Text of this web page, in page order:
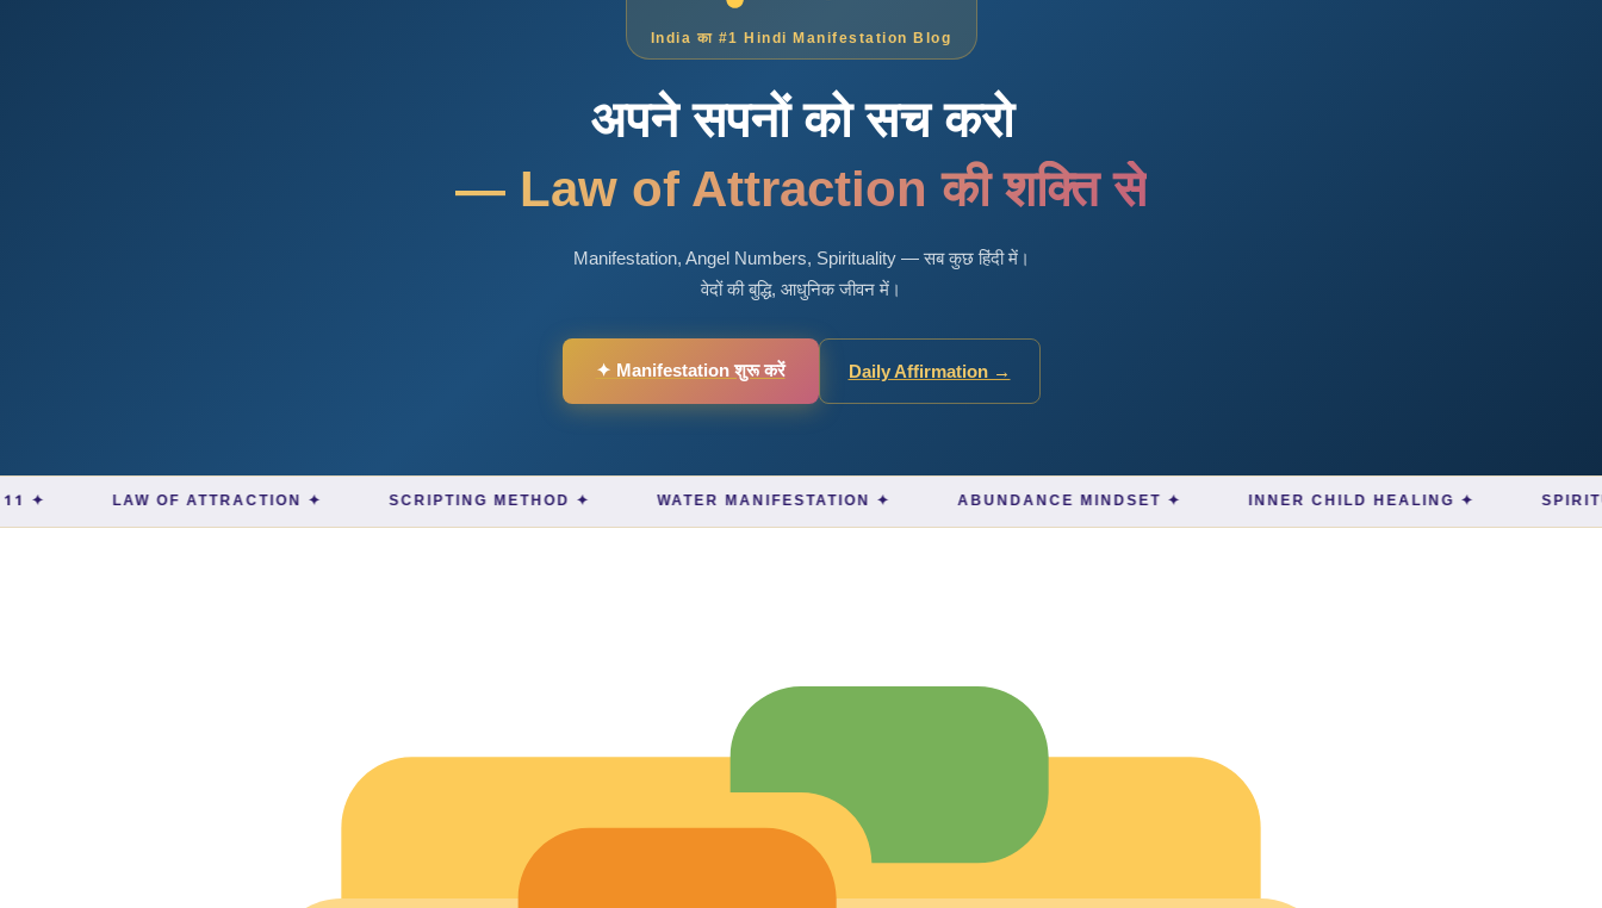
India का #1 Hindi Manifestation Blog
अपने सपनों को सच करो
— Law of Attraction की शक्ति से
Manifestation, Angel Numbers, Spirituality — सब कुछ हिंदी में।
वेदों की बुद्धि, आधुनिक जीवन में।
✦ Manifestation शुरू करें Daily Affirmation →
LAW OF ATTRACTION ✦ SCRIPTING METHOD ✦ WATER MANIFESTATION ✦ ABUNDANCE MINDSET ✦ INNER CHILD HEALING ✦ SPIRITUAL